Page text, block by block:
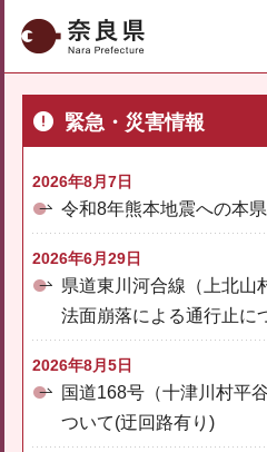
奈良県
緊急・災害情報
2026年8月7日
令和8年熊本地震への本
2026年6月29日
県道東川河合線（上北山
法面崩落による通行止に
2026年8月5日
国道168号（十津川村平
ついて(迂回路有り)